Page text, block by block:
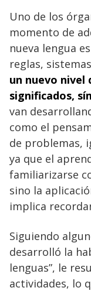
Uno de los
momento de
nueva lengua
reglas,
un nuevo nivel
significados,
van
como el
de problemas,
ya que el
familiarizarse
sino la
implica
Siguiendo
desarrolló la
lenguas”, le
actividades, lo